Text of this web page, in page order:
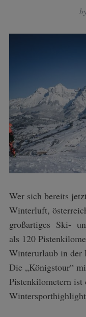
Wer sich bereits jetzt auf verschneite Berghänge, klare
Winterluft,
großartiges Ski-
als 120
Winterurlaub in der
Die „Königstour“
Pistenkilometern ist